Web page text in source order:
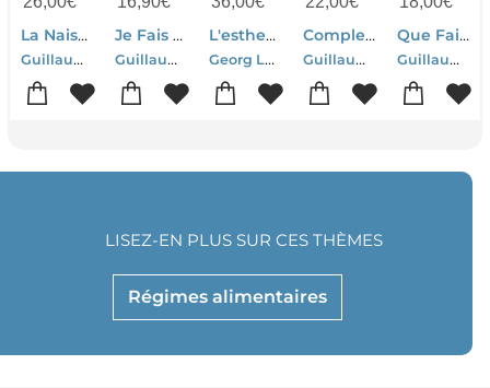
La Naissance Du Marxisme
Guillaume Fondu
Je Fais De Ma Vie Un Grand Projet
Guillaume Fond
L'esthetique Tome 1
Georg Lukacs
Complements Alimentaires & Sante Mentale : Cerveau Et Microbiote : Le Guide Scientifique Pour Faire Le Bon Choix
Guillaume Fond
Que Faire De Lenine ?
Guillaume Fondu
Régimes alimentaires
LISEZ-EN PLUS SUR CES THÈMES